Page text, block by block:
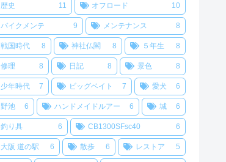
歴史 11 オフロード 10
バイクメンテ 9 メンテナンス 8
戦国時代 8 神社仏閣 8 ５年生 8
修理 8 日記 8 景色 8
少年時代 7 ビッグベイト 7 愛犬 6
野池 6 ハンドメイドルアー 6 城 6
釣り具 6 CB1300SFsc40 6
大阪 道の駅 6 散歩 6 レストア 5